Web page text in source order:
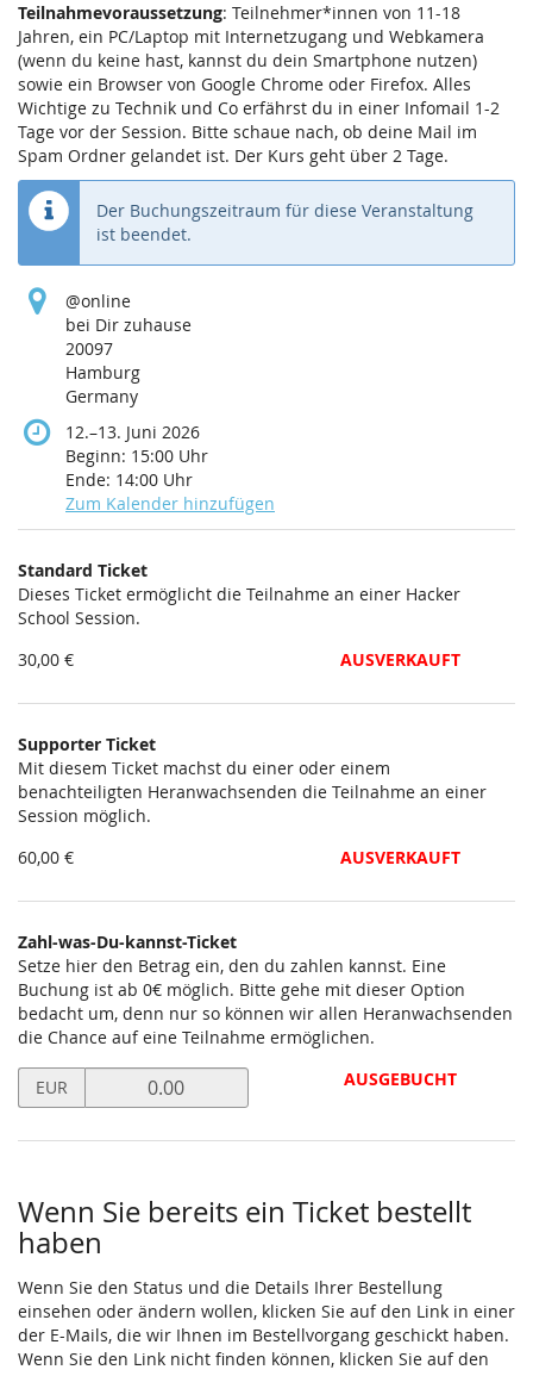
Teilnahmevoraussetzung: Teilnehmer*innen von 11-18
Jahren, ein PC/Laptop mit Internetzugang und Webkamera
(wenn du keine hast, kannst du dein Smartphone nutzen)
sowie ein Browser von Google Chrome oder Firefox. Alles
Wichtige zu Technik und Co erfährst du in einer Infomail 1-2
Tage vor der Session. Bitte schaue nach, ob deine Mail im
Spam Ordner gelandet ist. Der Kurs geht über 2 Tage.
Der Buchungszeitraum für diese Veranstaltung
ist beendet.
@online
bei Dir zuhause
20097
Hamburg
Germany
12.–bis
13. Juni 2026
Beginn: 15:00 Uhr
Ende: 14:00 Uhr
Zum Kalender hinzufügen
Produkte
Unkategorisierte
Produkte
Standard Ticket
Dieses Ticket ermöglicht die Teilnahme an einer Hacker
School Session.
30,00 €
AUSVERKAUFT
Supporter Ticket
Mit diesem Ticket machst du einer oder einem
benachteiligten Heranwachsenden die Teilnahme an einer
Session möglich.
60,00 €
AUSVERKAUFT
Zahl-was-Du-kannst-Ticket
Setze hier den Betrag ein, den du zahlen kannst. Eine
Buchung ist ab 0€ möglich. Bitte gehe mit dieser Option
bedacht um, denn nur so können wir allen Heranwachsenden
die Chance auf eine Teilnahme ermöglichen.
Preis
in
für
was-
Du-
kannst-
setzen
EUR AUSGEBUCHT
Wenn Sie bereits ein Ticket bestellt
haben
Wenn Sie den Status und die Details Ihrer Bestellung
einsehen oder ändern wollen, klicken Sie auf den Link in einer
der E-Mails, die wir Ihnen im Bestellvorgang geschickt haben.
Wenn Sie den Link nicht finden können, klicken Sie auf den